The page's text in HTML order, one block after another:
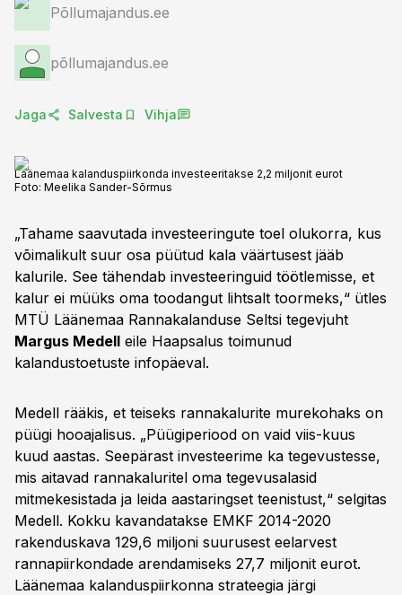
Põllumajandus.ee
põllumajandus.ee
Jaga Salvesta Vihja
Läänemaa kalanduspiirkonda investeeritakse 2,2 miljonit eurot
Foto: Meelika Sander-Sõrmus
„Tahame saavutada investeeringute toel olukorra, kus
võimalikult suur osa püütud kala väärtusest jääb
kalurile. See tähendab investeeringuid töötlemisse, et
kalur ei müüks oma toodangut lihtsalt toormeks,“ ütles
MTÜ Läänemaa Rannakalanduse Seltsi tegevjuht
Margus Medell eile Haapsalus toimunud
kalandustoetuste infopäeval.
Medell rääkis, et teiseks rannakalurite murekohaks on
püügi hooajalisus. „Püügiperiood on vaid viis-kuus
kuud aastas. Seepärast investeerime ka tegevustesse,
mis aitavad rannakaluritel oma tegevusalasid
mitmekesistada ja leida aastaringset teenistust,“ selgitas
Medell. Kokku kavandatakse EMKF 2014-2020
rakenduskava 129,6 miljoni suurusest eelarvest
rannapiirkondade arendamiseks 27,7 miljonit eurot.
Läänemaa kalanduspiirkonna strateegia järgi